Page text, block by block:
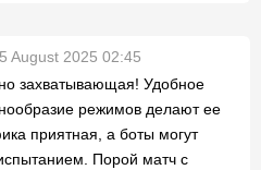
5 August 2025 02:45
захватывающая! Удобное
режимов делают ее
приятная, а боты могут
Порой матч с